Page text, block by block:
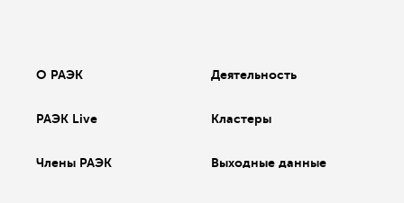
О РАЭК Деятельность
РАЭК Live Кластеры
Члены РАЭК Выходные данные